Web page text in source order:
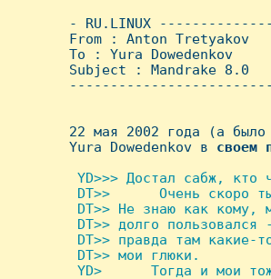
- RU.LINUX
From : Anton
To : Yura Dowedenkov
Subject : Mandrake 8.0
22 мая 2002 года (а
Yura Dowedenkov в своем
YD>>> Достал сабж, кто
DT>>      Очень скоро
DT>> Hе знаю как кому,
DT>> долго пользовался
DT>> правда там какие-
  DT>> мои глюки.
YD>      Тогда и мои